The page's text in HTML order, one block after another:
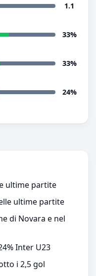
1.1
33%
33%
24%
ultime partite
ultime partite
di Novara e nel
Inter U23
i 2,5 gol